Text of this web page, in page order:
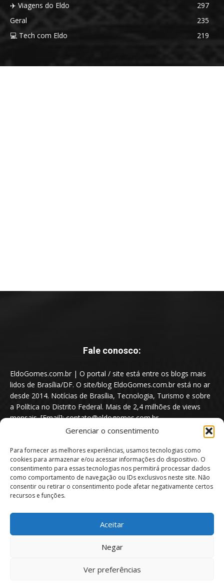
Gerenciar o consentimento
Para fornecer as melhores experiências, usamos tecnologias como
cookies para armazenar e/ou acessar informações do dispositivo. O
consentimento para essas tecnologias nos permitirá processar dados
como comportamento de navegação ou IDs exclusivos neste site. Não
consentir ou retirar o consentimento pode afetar negativamente certos
recursos e funções.
Aceitar
Negar
Ver preferências
✈️ Viagens do Eldo
297
Geral
235
💻 Tech com Eldo
219
Fale conosco:
EldoGomes.com.br | O portal / site está entre os blogs mais
lidos de Brasília/DF. O site/blog EldoGomes.com.br está no ar
desde 2014. Notícias de Brasília, Tecnologia, Turismo e sobre
a Política no Distrito Federal. Mais de 2,4 milhões de views
mensais. [Email]: contato@eldogomes.com.br
Portal EldoGomes.com.br | Entre os Blogs mais lidos de Brasília/DF. |
Quem é “Eldo Gomes”
Política de privacidade